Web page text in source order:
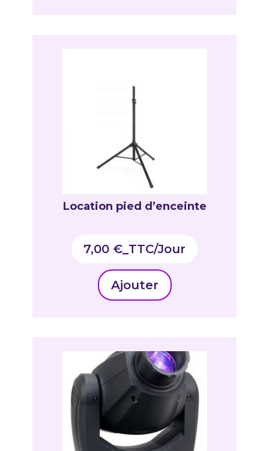
Location pied d’enceinte
7,00 €_TTC
Ajouter